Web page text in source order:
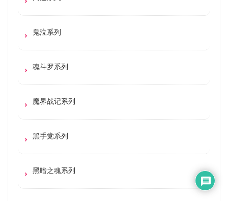
鬼泣系列
魂斗罗系列
魔界战记系列
黑手党系列
黑暗之魂系列